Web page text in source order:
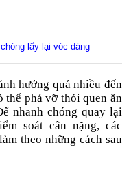
lấy lại vóc dáng
hưởng quá nhiều đến
thể phá vỡ thói quen ăn
nhanh chóng quay lại
soát cân nặng, các
theo những cách sau